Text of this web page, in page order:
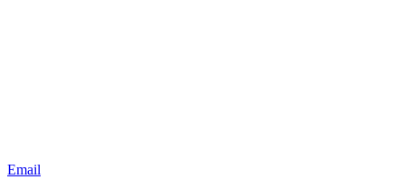
Email